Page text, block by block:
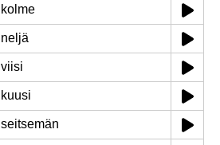
kolme
neljä
viisi
kuusi
seitsemän